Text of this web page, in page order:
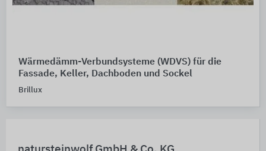
Wärmedämm-Verbundsysteme (WDVS) für die
Fassade, Keller, Dachboden und Sockel
Brillux